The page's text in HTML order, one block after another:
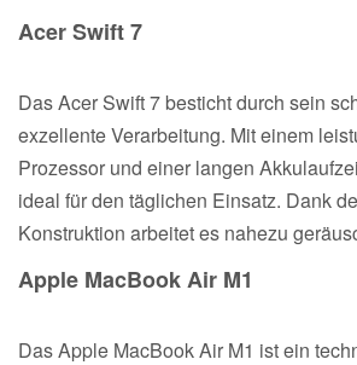
Acer Swift 7
Das Acer Swift 7 besticht durch sein
exzellente Verarbeitung. Mit einem
Prozessor und einer langen
ideal für den täglichen Einsatz. Dank
Konstruktion arbeitet es nahezu
Apple MacBook Air M1
Das Apple MacBook Air M1 ist ein